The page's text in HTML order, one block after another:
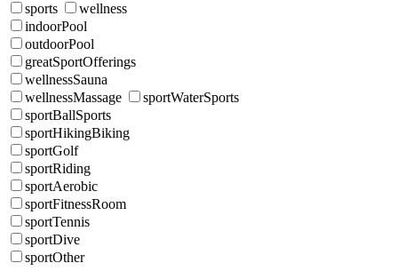
sports
wellness
indoorPool
outdoorPool
greatSportOfferings
wellnessSauna
wellnessMassage
sportWaterSports
sportBallSports
sportHikingBiking
sportGolf
sportRiding
sportAerobic
sportFitnessRoom
sportTennis
sportDive
sportOther